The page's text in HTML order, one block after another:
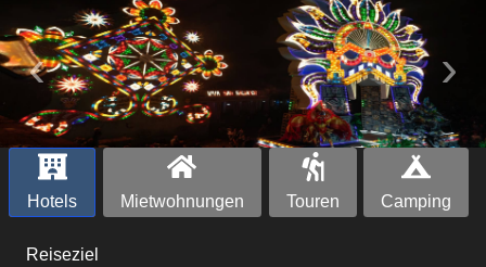
‹ ›
Hotels Mietwohnungen Touren Camping
Reiseziel